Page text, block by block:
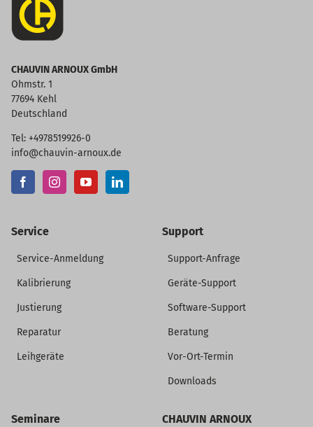
CHAUVIN ARNOUX GmbH
Ohmstr. 1
77694 Kehl
Deutschland
Tel: +4978519926-0
info@chauvin-arnoux.de
Service
Service-Anmeldung
Kalibrierung
Justierung
Reparatur
Leihgeräte
Support
Support-Anfrage
Geräte-Support
Software-Support
Beratung
Vor-Ort-Termin
Downloads
Seminare CHAUVIN ARNOUX